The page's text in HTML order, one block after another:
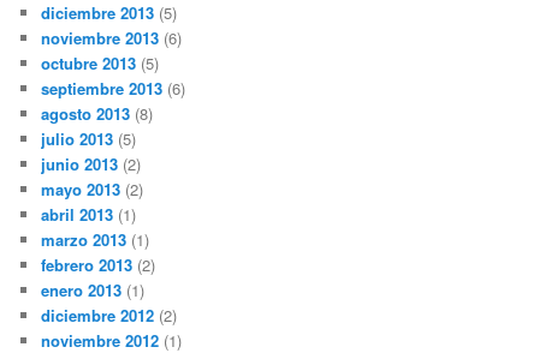
diciembre 2013 (5)
noviembre 2013 (6)
octubre 2013 (5)
septiembre 2013 (6)
agosto 2013 (8)
julio 2013 (5)
junio 2013 (2)
mayo 2013 (2)
abril 2013 (1)
marzo 2013 (1)
febrero 2013 (2)
enero 2013 (1)
diciembre 2012 (2)
noviembre 2012 (1)